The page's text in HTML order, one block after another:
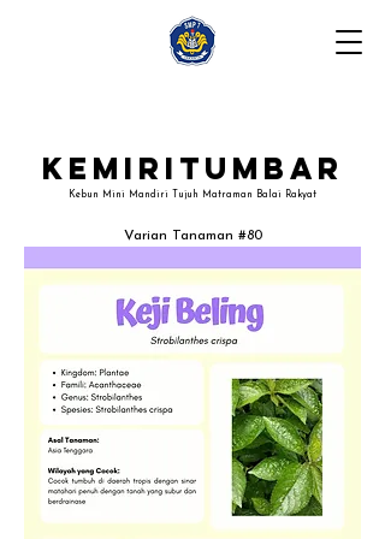
Kemiritumbar
Kebun Mini Mandiri Tujuh Matraman Balai Rakyat
Varian Tanaman #80